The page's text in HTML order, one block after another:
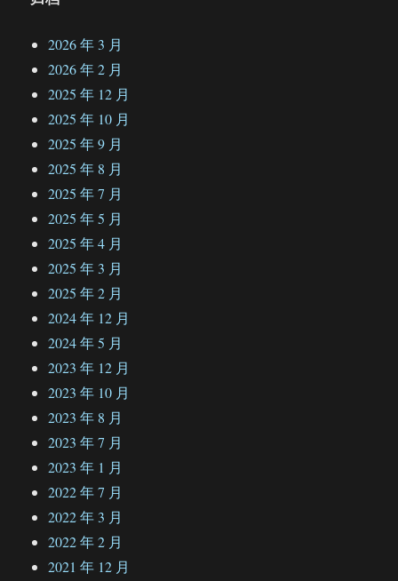
2026 年 3 月
2026 年 2 月
2025 年 12 月
2025 年 10 月
2025 年 9 月
2025 年 8 月
2025 年 7 月
2025 年 5 月
2025 年 4 月
2025 年 3 月
2025 年 2 月
2024 年 12 月
2024 年 5 月
2023 年 12 月
2023 年 10 月
2023 年 8 月
2023 年 7 月
2023 年 1 月
2022 年 7 月
2022 年 3 月
2022 年 2 月
2021 年 12 月